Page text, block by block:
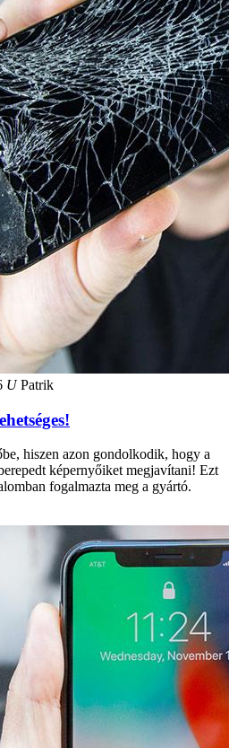
UPatrik
hiszen azon gondolkodik, hogy a
képernyőiket megjavítani! Ezt
fogalmazta meg a gyártó.